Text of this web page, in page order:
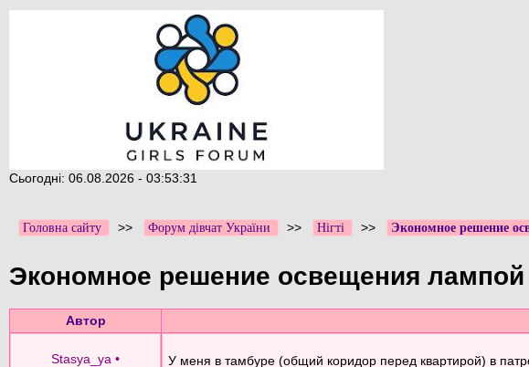
Сьогодні: 06.08.2026 - 03:53:31
Головна сайту >> Форум дівчат України >> Нігті >> Экономное решение
Экономное решение освещения лампой
Автор
Stasya_ya •
У меня в тамбуре (общий коридор перед квартирой) в